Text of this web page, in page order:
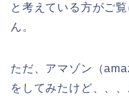
と考えている方がご
ん。
ただ、アマゾン（
をしてみたけど、、